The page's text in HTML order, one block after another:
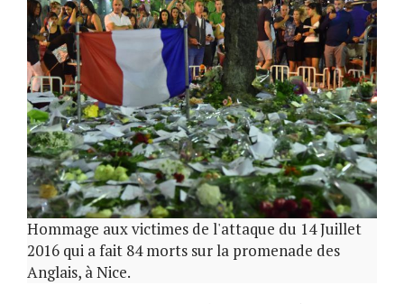
Hommage aux victimes de l'attaque du 14 Juillet
2016 qui a fait 84 morts sur la promenade des
Anglais, à Nice.